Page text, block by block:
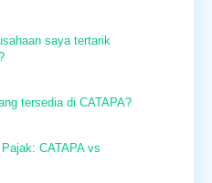
saya tertarik
tersedia di CATAPA?
CATAPA vs